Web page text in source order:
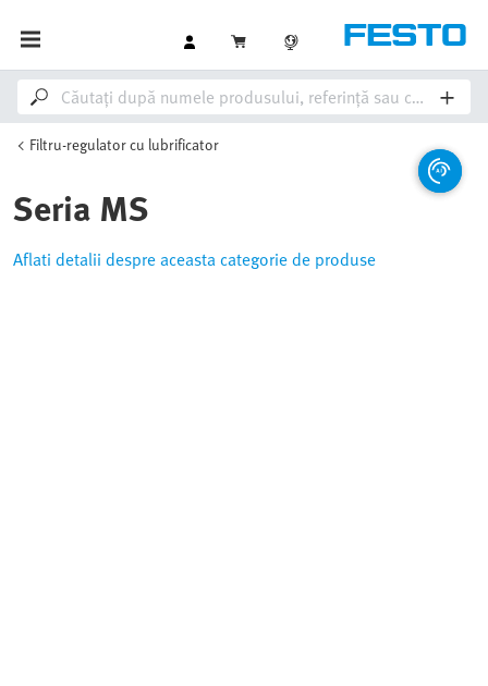
Filtru-regulator cu lubrificator
Seria MS
Aflati detalii despre aceasta categorie de produse